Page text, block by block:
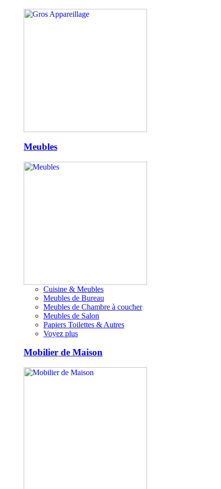
Meubles
Cuisine & Meubles
Meubles de Bureau
Meubles de Chambre à coucher
Meubles de Salon
Papiers Toilettes & Autres
Voyez plus
Mobilier de Maison